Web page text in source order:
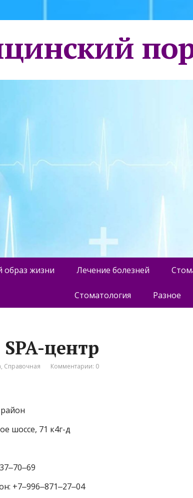
образ жизни Лечение болезней
Стоматология Разное
центр
, Справочная Комментарии: 0
шоссе, 71 к4г-д
+7‒996‒871‒27‒04